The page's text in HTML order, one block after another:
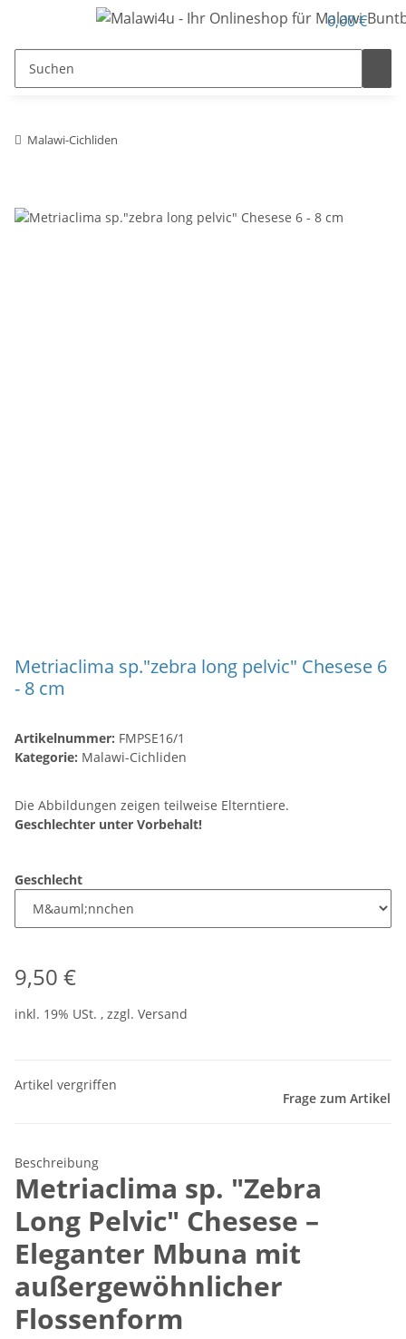
0,00 €
Malawi-Cichliden
Metriaclima sp."zebra long pelvic" Chesese 6
- 8 cm
Artikelnummer: FMPSE16/1
Kategorie: Malawi-Cichliden
Die Abbildungen zeigen teilweise Elterntiere.
Geschlechter unter Vorbehalt!
Geschlecht
9,50 €
inkl. 19% USt. , zzgl. Versand
Artikel vergriffen
Frage zum Artikel
Beschreibung
Metriaclima sp. "Zebra
Long Pelvic" Chesese –
Eleganter Mbuna mit
außergewöhnlicher
Flossenform